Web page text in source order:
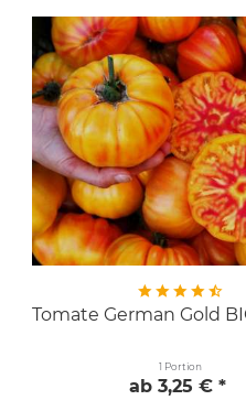
Tomate German Gold
1 Portion
ab 3,25 € *